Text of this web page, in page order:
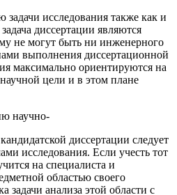
исследования также как и
диссертации являются
не могут быть ни инженерного
выполнения диссертационной
максимально ориентируются на
цели и в этом плане
научно-
диссертации следует
исследования. Если учесть тот
на специалиста и
областью своего
задачи анализа этой области с